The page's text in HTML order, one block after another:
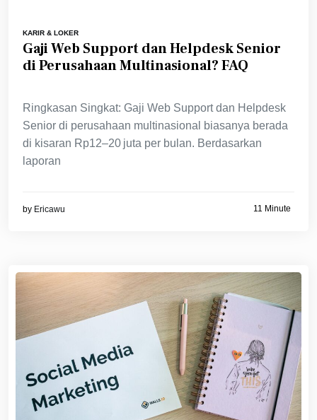
KARIR & LOKER
Gaji Web Support dan Helpdesk Senior
di Perusahaan Multinasional? FAQ
Ringkasan Singkat: Gaji Web Support dan Helpdesk
Senior di perusahaan multinasional biasanya berada
di kisaran Rp12–20 juta per bulan. Berdasarkan
laporan
by Ericawu 11 Minute